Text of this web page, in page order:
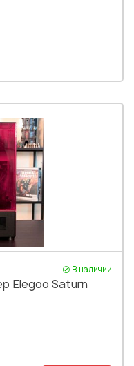
В наличии
Elegoo Saturn